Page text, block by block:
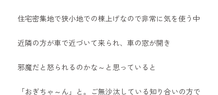
住宅密集地で狭小地での棟上げなので非常に気を使う中
近隣の方が車で近づいて来られ、車の窓が開き
邪魔だと怒られるのかな～と思っていると
「おぎちゃ～ん」と。ご無沙汰している知り合いの方で